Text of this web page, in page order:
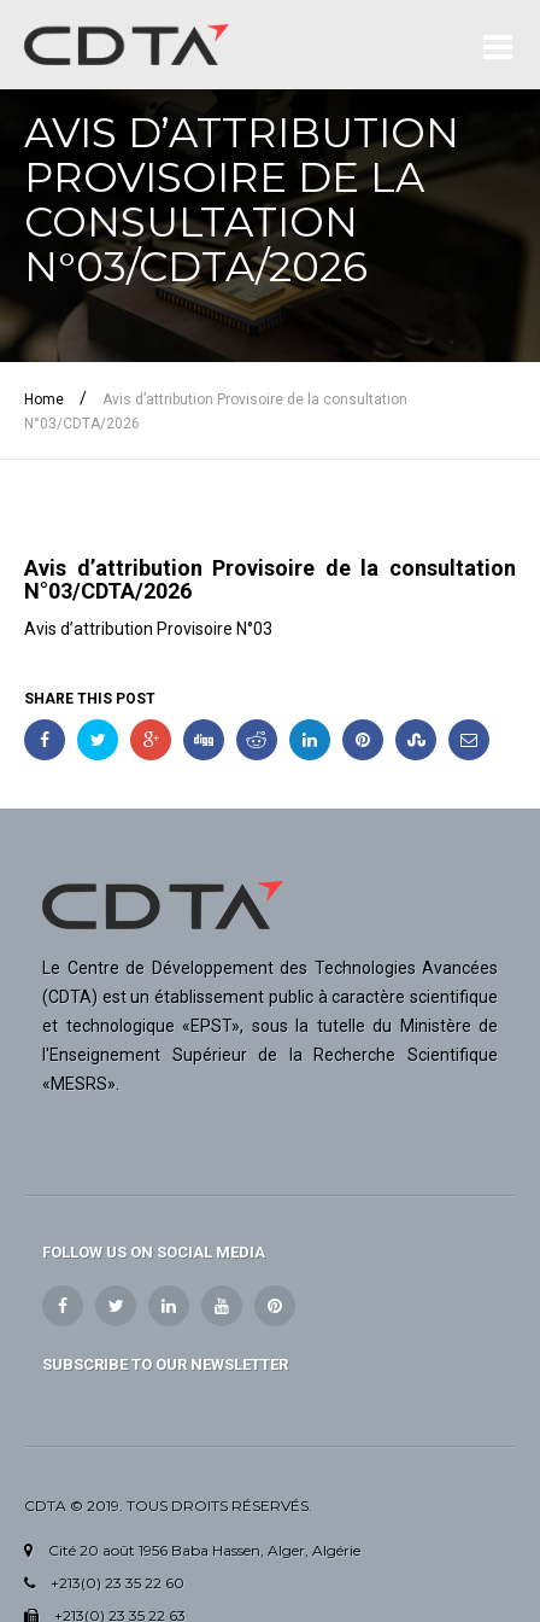
AVIS D’ATTRIBUTION
PROVISOIRE DE LA
CONSULTATION
N°03/CDTA/2026
Home /
Avis d’attribution Provisoire de la consultation
N°03/CDTA/2026
Avis d’attribution Provisoire de la consultation
N°03/CDTA/2026
Avis d’attribution Provisoire N°03
SHARE THIS POST
Le Centre de Développement des Technologies Avancées
(CDTA) est un établissement public à caractère scientifique
et technologique «EPST», sous la tutelle du Ministère de
l'Enseignement Supérieur de la Recherche Scientifique
«MESRS».
FOLLOW US ON SOCIAL MEDIA
SUBSCRIBE TO OUR NEWSLETTER
CDTA © 2019. TOUS DROITS RÉSERVÉS.
Cité 20 août 1956 Baba Hassen, Alger, Algérie
+213(0) 23 35 22 60
+213(0) 23 35 22 63